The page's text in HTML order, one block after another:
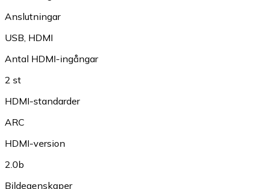
Anslutningar
USB, HDMI
Antal HDMI-ingångar
2 st
HDMI-standarder
ARC
HDMI-version
2.0b
Bildegenskaper